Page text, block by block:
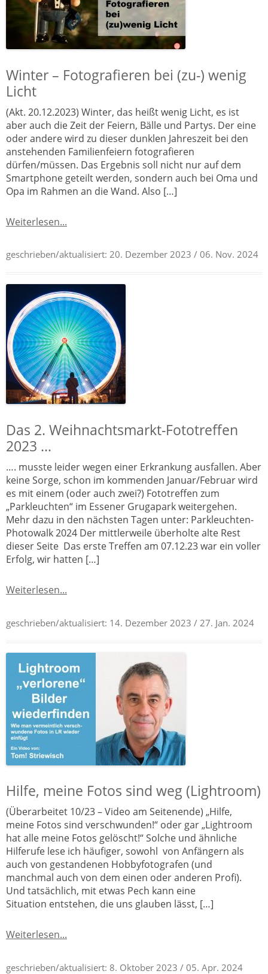
Winter – Fotografieren bei (zu-) wenig
Licht
(Akt. 20.12.2023) Winter, das heißt wenig Licht, es ist
aber auch die Zeit der Feiern, Bälle und Partys. Der eine
oder andere wird zu dieser dunklen Jahreszeit bei den
anstehenden Familienfeiern fotografieren
dürfen/müssen. Das Ergebnis soll nicht nur auf dem
Smartphone geteilt werden, sondern auch bei Oma und
Opa im Rahmen an die Wand. Also […]
Weiterlesen...
geschrieben/aktualisiert: 20. Dezember 2023 / 06. Nov. 2024
Das 2. Weihnachtsmarkt-Fototreffen
2023 …
…. musste leider wegen einer Erkrankung ausfallen. Aber
keine Sorge, schon im kommenden Januar/Februar wird
es mit einem (oder auch zwei?) Fototreffen zum
„Parkleuchten“ im Essener Grugapark weitergehen.
Mehr dazu in den nächsten Tagen unter: Parkleuchten-
Photowalk 2024 Der mittlerweile überholte alte Rest
dieser Seite Das erste Treffen am 07.12.23 war ein voller
Erfolg, wir hatten […]
Weiterlesen...
geschrieben/aktualisiert: 14. Dezember 2023 / 27. Jan. 2024
Hilfe, meine Fotos sind weg (Lightroom)
(Überarbeitet 10/23 – Video am Seitenende) „Hilfe,
meine Fotos sind verschwunden!“ oder gar „Lightroom
hat alle meine Fotos gelöscht!“ Solche und ähnliche
Hilferufe lese ich häufiger, sowohl von Anfängern als
auch von gestandenen Hobbyfotografen (und
manchmal auch von dem einen oder anderen Profi).
Und tatsächlich, mit etwas Pech kann eine
Situation entstehen, die uns glauben lässt, […]
Weiterlesen...
geschrieben/aktualisiert: 8. Oktober 2023 / 05. Apr. 2024